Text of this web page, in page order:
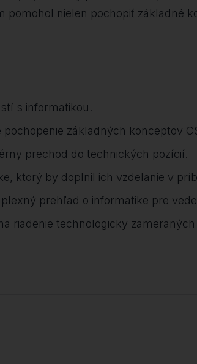
pomohol nielen pochopiť základné
s informatikou.
základných konceptov
prechod do technických pozícií.
ktorý by doplnil ich vzdelanie v
prehľad o informatike pre
riadenie technologicky